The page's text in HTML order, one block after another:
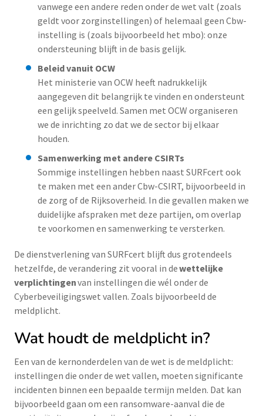
vanwege een andere reden onder de wet valt (zoals
geldt voor zorginstellingen) of helemaal geen Cbw-
instelling is (zoals bijvoorbeeld het mbo): onze
ondersteuning blijft in de basis gelijk.
Beleid vanuit OCW
Het ministerie van OCW heeft nadrukkelijk
aangegeven dit belangrijk te vinden en ondersteunt
een gelijk speelveld. Samen met OCW organiseren
we de inrichting zo dat we de sector bij elkaar
houden.
Samenwerking met andere CSIRTs
Sommige instellingen hebben naast SURFcert ook
te maken met een ander Cbw-CSIRT, bijvoorbeeld in
de zorg of de Rijksoverheid. In die gevallen maken we
duidelijke afspraken met deze partijen, om overlap
te voorkomen en samenwerking te versterken.
De dienstverlening van SURFcert blijft dus grotendeels
hetzelfde, de verandering zit vooral in dewettelijke
verplichtingenvan instellingen die wél onder de
Cyberbeveiligingswet vallen. Zoals bijvoorbeeld de
meldplicht.
Wat houdt de meldplicht in?
Een van de kernonderdelen van de wet is de meldplicht:
instellingen die onder de wet vallen, moeten significante
incidenten binnen een bepaalde termijn melden. Dat kan
bijvoorbeeld gaan om een ransomware-aanval die de